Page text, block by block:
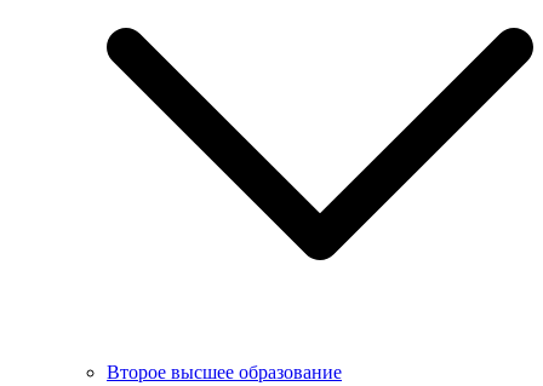
Второе высшее образование